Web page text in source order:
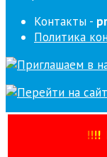
Контакты -
Политика
!!!!